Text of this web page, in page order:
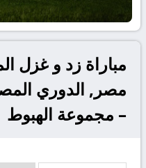
مباراة زد و غزل
مصر, الدوري
– مجموعة الهبوط